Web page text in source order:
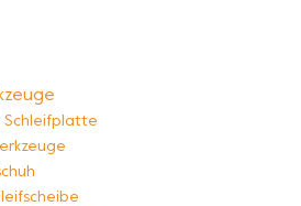
Schleifplatte